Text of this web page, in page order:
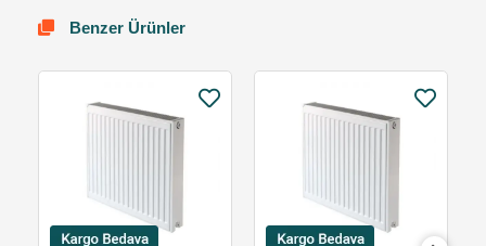
Benzer Ürünler